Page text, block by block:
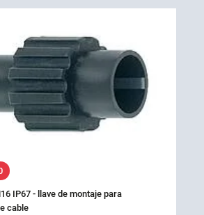
IP67 - llave de montaje para
cable